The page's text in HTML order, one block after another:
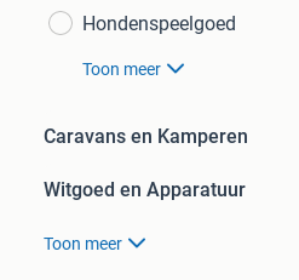
Hondenspeelgoed
Toon meer
Caravans en Kamperen
Witgoed en Apparatuur
Toon meer